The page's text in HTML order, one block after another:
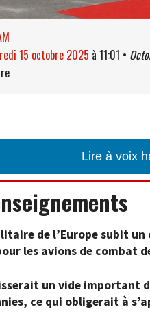
15 octobre 2025 à 11:01 •
Lire à voix
de l’Europe subit
les avions de combat
un vide important
ce qui obligerait à